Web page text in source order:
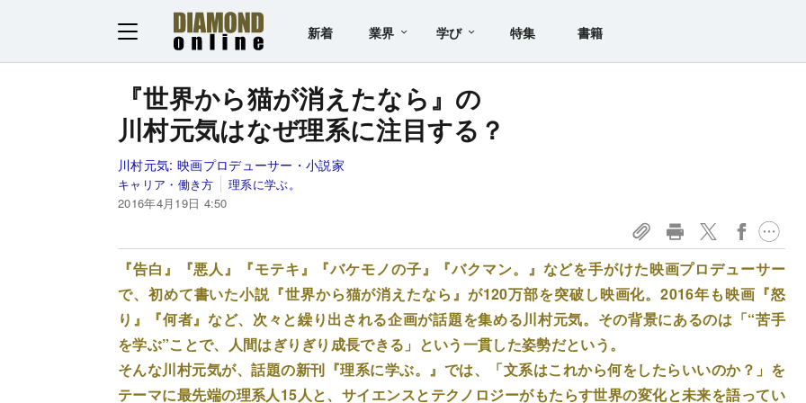
新着 業界 学び 特集 書籍
『世界から猫が消えたなら』の
川村元気はなぜ理系に注目する？
川村元気: 映画プロデューサー・小説家
キャリア・働き方
理系に学ぶ。
2016年4月19日 4:50
『告白』『悪人』『モテキ』『バケモノの子』『バクマン。』などを手がけた映画プロデューサー
で、初めて書いた小説『世界から猫が消えたなら』が120万部を突破し映画化。2016年も映画『怒
り』『何者』など、次々と繰り出される企画が話題を集める川村元気。その背景にあるのは「“苦手
を学ぶ”ことで、人間はぎりぎり成長できる」という一貫した姿勢だという。
そんな川村元気が、話題の新刊『理系に学ぶ。』では、「文系はこれから何をしたらいいのか？」を
テーマに最先端の理系人15人と、サイエンスとテクノロジーがもたらす世界の変化と未来を語ってい